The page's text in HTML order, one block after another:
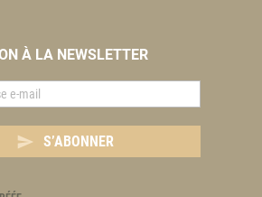
À LA NEWSLETTER
 S’ABONNER